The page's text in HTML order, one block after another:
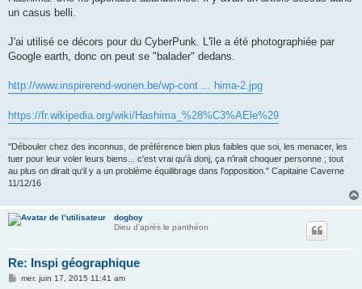
a
un casus belli.
J'ai utilisé ce décors pour du CyberPunk. L'île a été photographiée par
Google earth, donc on peut se "balader" dedans.
http://www.inspirerend-wonen.be/wp-cont ... hima-2.jpg
https://fr.wikipedia.org/wiki/Hashima_%28%C3%AEle%29
"Débouler chez des inconnus, de préférence bien plus faibles que soi, les menacer, les
tuer pour leur voler leurs biens... c'est vrai qu'à donj, ça n'irait choquer personne ; tout
au plus on dirait qu'il y a un problème équilibrage dans l'opposition." Capitaine Caverne
11/12/16
dogboy
Dieu d'après le panthéon
Re: Inspi géographique
Mmer. juin 17, 2015 11:41 am